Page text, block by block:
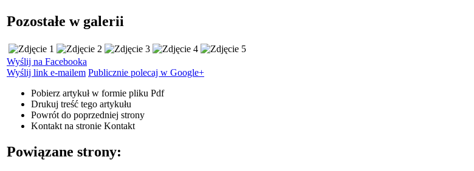
Pozostałe w galerii
Wyślij na Facebooka
Wyślij link e-mailem Publicznie polecaj w Google+
Pobierz artykuł w formie pliku Pdf
Drukuj treść tego artykułu
Powrót do poprzedniej strony
Kontakt na stronie Kontakt
Powiązane strony: